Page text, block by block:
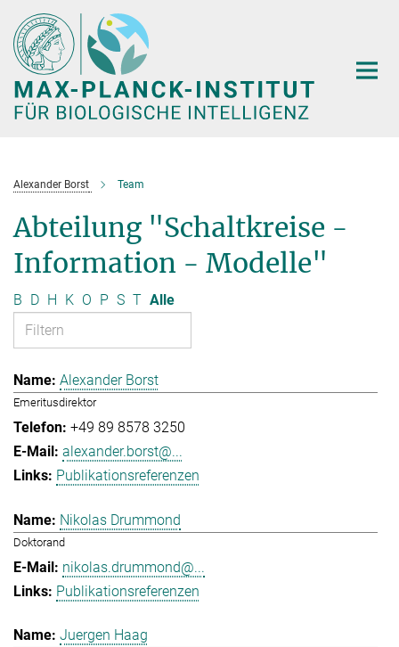
Hauptinhalt
Alexander Borst Team
Abteilung "Schaltkreise -
Information - Modelle"
B D H K O P S T Alle
Alexander Borst
Emeritusdirektor
+49 89 8578 3250
alexander.borst@...
Publikationsreferenzen
Nikolas Drummond
Doktorand
nikolas.drummond@...
Publikationsreferenzen
Juergen Haag